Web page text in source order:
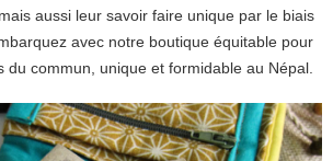
aussi leur savoir faire unique par le biais
avec notre boutique équitable pour
du commun, unique et formidable au Népal.